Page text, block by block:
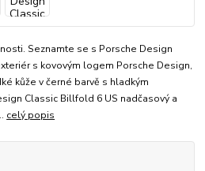
Seznamte se s Porsche Design
s kovovým logem Porsche Design,
kůže v černé barvě s hladkým
Classic Billfold 6 US nadčasový a
celý popis